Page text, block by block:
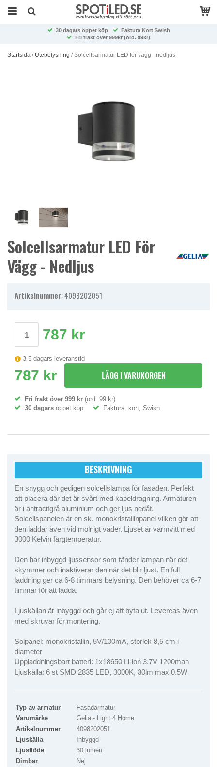
30 dagars öppet köp
Faktura Kort Swish
Fri frakt över 999kr (ord. 99kr)
Startsida / Utebelysning /Solcellsarmatur LED för vägg - nedljus
Solcellsarmatur LED För
Vägg - Nedljus
Artikelnummer:4098202051
787 kr
3-5 dagars leveranstid
787 kr LÄGG I VARUKORGEN
Fri frakt över 999 kr (ord. 99 kr)
30 dagars öppet köp Faktura, kort, Swish
BESKRIVNING
En snygg och gedigen solcellslampa för fasaden. Perfekt
att placera där det är svårt med kabeldragning. Armaturen
är i antracitgrå aluminium och ger ljus nedåt.
Solcellspanelen är en sk. monokristallinpanel vilken gör att
den laddar även vid molnigt väder. Ljuset är varmvitt med
3000 Kelvin färgtemperatur.
Den har inbyggd ljussensor som tänder lampan när det
skymmer och inaktiverar den när det blir ljust. En full
laddning ger ca 6-8 timmars belysning. Den behöver ca 6-7
timmar för att ladda.
Ljuskällan är inbyggd och går ej att byta ut. Levereas även
med skruvar för montering.
Solpanel: monokristallin, 5V/100mA, storlek 8,5 cm i
diameter
Uppladdningsbart batteri: 1x18650 Li-ion 3.7V 1200mah
Ljuskälla: 6 st SMD 2835 LED, 3000K, 30lm max 0.5W
Typ av armatur
Fasadarmatur
Varumärke
Gelia - Light 4 Home
Artikelnummer
4098202051
Ljuskälla
Inbyggd
Ljusflöde
30 lumen
Dimbar
Nej